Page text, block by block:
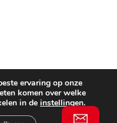
ervaring op onze
komen over welke
in de instellingen.